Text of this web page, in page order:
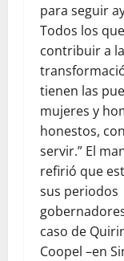
para seguir
Todos los
contribuir a la
tienen las
mujeres y
honestos,
servir.” El
refirió que
sus periodos
caso de
Coopel –en